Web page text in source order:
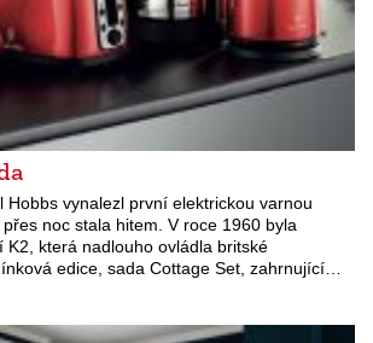
Hobbs vynalezl první elektrickou varnou
noc stala hitem. V roce 1960 byla
K2, která nadlouho ovládla britské
edice, sada Cottage Set, zahrnující…